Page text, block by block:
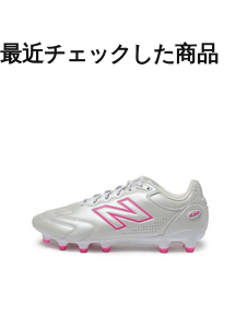
最近チェックした商品